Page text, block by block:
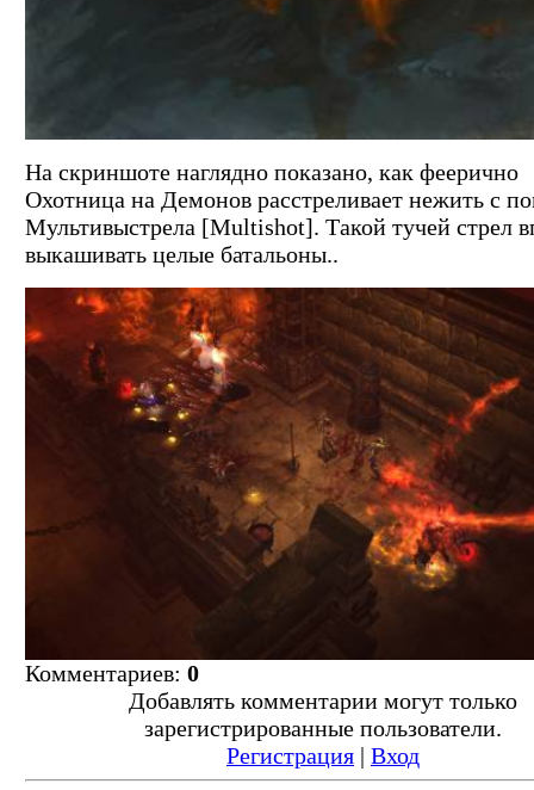
На скриншоте наглядно показано, как феерично
Охотница на Демонов расстреливает нежить с
Мультивыстрела [Multishot]. Такой тучей стрел
выкашивать целые батальоны..
Комментариев: 0
Добавлять комментарии могут только
зарегистрированные пользователи.
Регистрация | Вход